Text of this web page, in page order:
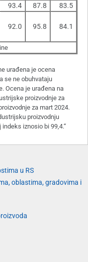
93.4 87.8
83.5
92.0 95.8 84.1
urađena je ocena
se ne obuhvataju
Ocena je urađena na
proizvodnje za
za mart 2024.
proizvodnju
iznosio bi 99,4.“
u RS
oblastima, gradovima i